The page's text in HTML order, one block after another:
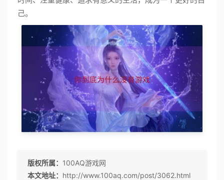
己。
版权所属： 100AQ游戏网
本文地址： http://www.100aq.com/post/3062.html